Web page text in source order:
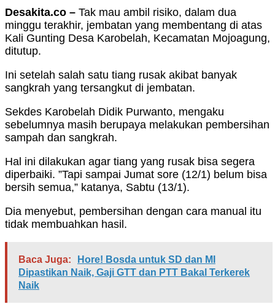
Desakita.co – Tak mau ambil risiko, dalam dua
minggu terakhir, jembatan yang membentang di atas
Kali Gunting Desa Karobelah, Kecamatan Mojoagung,
ditutup.
Ini setelah salah satu tiang rusak akibat banyak
sangkrah yang tersangkut di jembatan.
Sekdes Karobelah Didik Purwanto, mengaku
sebelumnya masih berupaya melakukan pembersihan
sampah dan sangkrah.
Hal ini dilakukan agar tiang yang rusak bisa segera
diperbaiki. ”Tapi sampai Jumat sore (12/1) belum bisa
bersih semua,” katanya, Sabtu (13/1).
Dia menyebut, pembersihan dengan cara manual itu
tidak membuahkan hasil.
Baca Juga:
Hore! Bosda untuk SD dan MI
Dipastikan Naik, Gaji GTT dan PTT Bakal Terkerek
Naik